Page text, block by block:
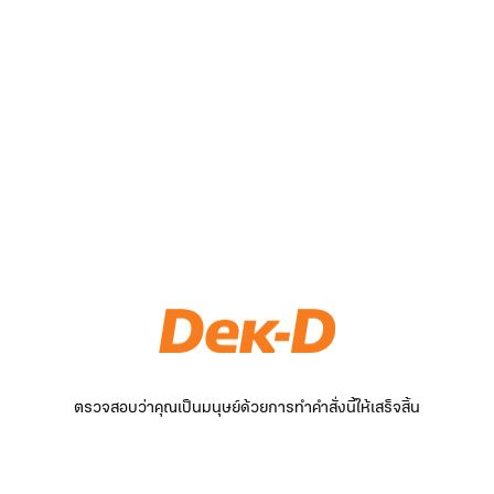
ตรวจสอบว่าคุณเป็นมนุษย์ด้วยการทำคำสั่งนี้ให้เสร็จสิ้น